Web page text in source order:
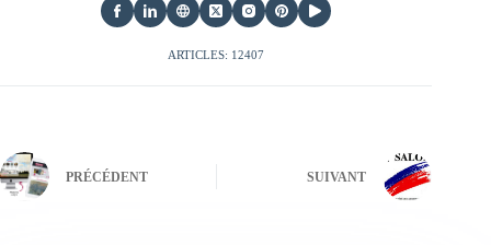
ARTICLES: 12407
PRÉCÉDENT SUIVANT